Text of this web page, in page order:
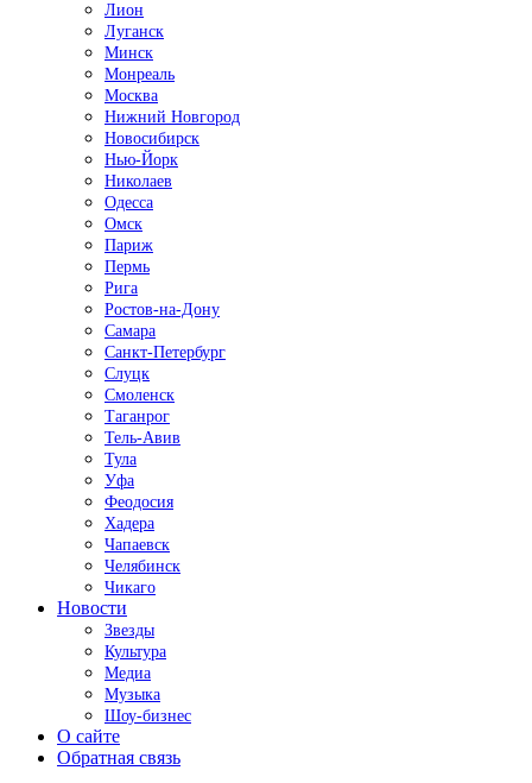
Лион
Луганск
Минск
Монреаль
Москва
Нижний Новгород
Новосибирск
Нью-Йорк
Николаев
Одесса
Омск
Париж
Пермь
Рига
Ростов-на-Дону
Самара
Санкт-Петербург
Слуцк
Смоленск
Таганрог
Тель-Авив
Тула
Уфа
Феодосия
Хадера
Чапаевск
Челябинск
Чикаго
Новости
Звезды
Культура
Медиа
Музыка
Шоу-бизнес
О сайте
Обратная связь